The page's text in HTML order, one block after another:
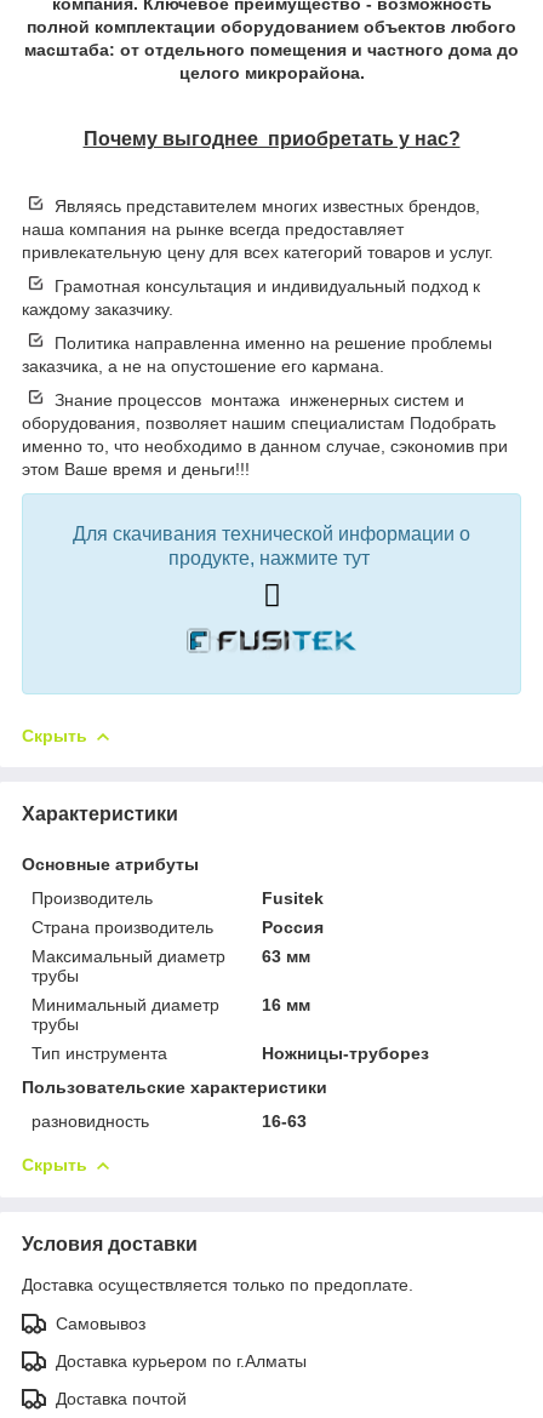
полной комплектации оборудованием объектов любого
масштаба: от отдельного помещения и частного дома до
целого микрорайона.
Почему выгоднее приобретать у нас?
Являясь представителем многих известных брендов,
наша компания на рынке всегда предоставляет
привлекательную цену для всех категорий товаров и услуг.
Грамотная консультация и индивидуальный подход к
каждому заказчику.
Политика направленна именно на решение проблемы
заказчика, а не на опустошение его кармана.
Знание процессов монтажа инженерных систем и
оборудования, позволяет нашим специалистам Подобрать
именно то, что необходимо в данном случае, сэкономив при
этом Ваше время и деньги!!!
Для скачивания технической информации о
продукте, нажмите тут
Скрыть
Характеристики
Основные атрибуты
Производитель
Fusitek
Страна производитель
Россия
Максимальный диаметр
трубы
63 мм
Минимальный диаметр
трубы
16 мм
Тип инструмента
Ножницы-труборез
Пользовательские характеристики
разновидность
16-63
Скрыть
Условия доставки
Доставка осуществляется только по предоплате.
Самовывоз
Доставка курьером по г.Алматы
Доставка почтой